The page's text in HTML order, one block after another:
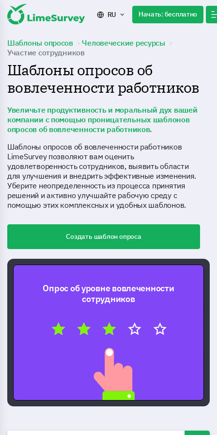
RU Начать: бесплатно
Шаблоны опросов
Человеческие ресурсы
Участие сотрудников
Шаблоны опросов об
вовлеченности работников
Увеличьте продуктивность и моральный дух вашей
компании с помощью проницательных шаблонов
опросов об вовлеченности работников.
Шаблоны опросов об вовлеченности работников
LimeSurvey позволяют вам оценить
удовлетворенность сотрудников, выявить области
для улучшения и внедрить эффективные изменения.
Уберите неопределенность из процесса принятия
решений и активно улучшайте рабочую среду с
помощью этих комплексных и удобных шаблонов.
Создать шаблон опроса
Опрос об уровне вовлеченности
сотрудников